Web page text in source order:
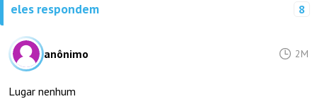
eles respondem 8
anônimo 2M
Lugar nenhum